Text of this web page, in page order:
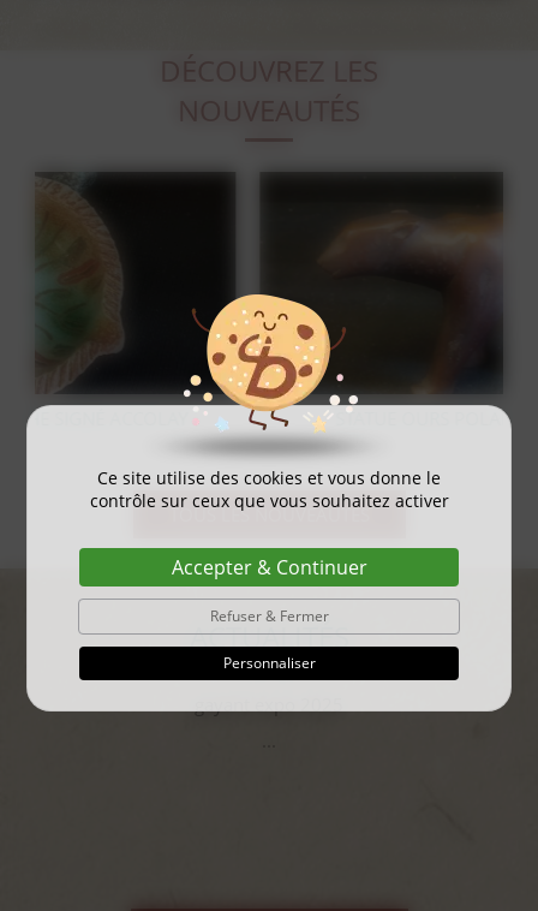
Ce site utilise des cookies et vous donne le
contrôle sur ceux que vous souhaitez activer
Accepter & Continuer
Refuser & Fermer
Personnaliser
DÉCOUVREZ LES
NOUVEAUTÉS
STATUE OURS POLAIRE EN BRONZE
TOUS LES NOUVEAUTÉS
ACTUALITÉS